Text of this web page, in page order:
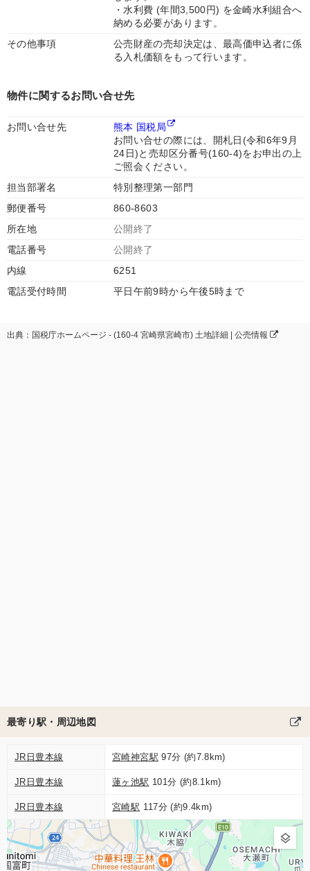
・水利費 (年間3,500円) を金崎水利組合へ
納める必要があります。
その他事項
公売財産の売却決定は、最高価申込者に係
る入札価額をもって行います。
物件に関するお問い合せ先
お問い合せ先
熊本 国税局
お問い合せの際には、開札日(令和6年9月
24日)と売却区分番号(160-4)をお申出の上
ご照会ください。
担当部署名
特別整理第一部門
郵便番号
860-8603
所在地
公開終了
電話番号
公開終了
内線
6251
電話受付時間
平日午前9時から午後5時まで
出典：国税庁ホームページ - (160-4 宮崎県宮崎市) 土地詳細 | 公売情報
最寄り駅・周辺地図
JR日豊本線 宮崎神宮駅 97分 (約7.8km)
JR日豊本線 蓮ヶ池駅 101分 (約8.1km)
JR日豊本線 宮崎駅 117分 (約9.4km)